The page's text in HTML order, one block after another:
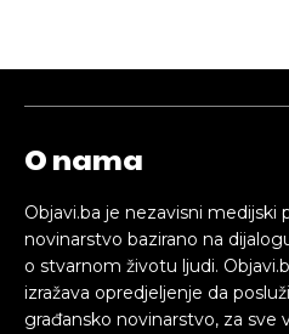
O nama
Objavi.ba je nezavisni medijski
novinarstvo bazirano na
o stvarnom životu ljudi.
izražava opredjeljenje da
građansko novinarstvo, za sve